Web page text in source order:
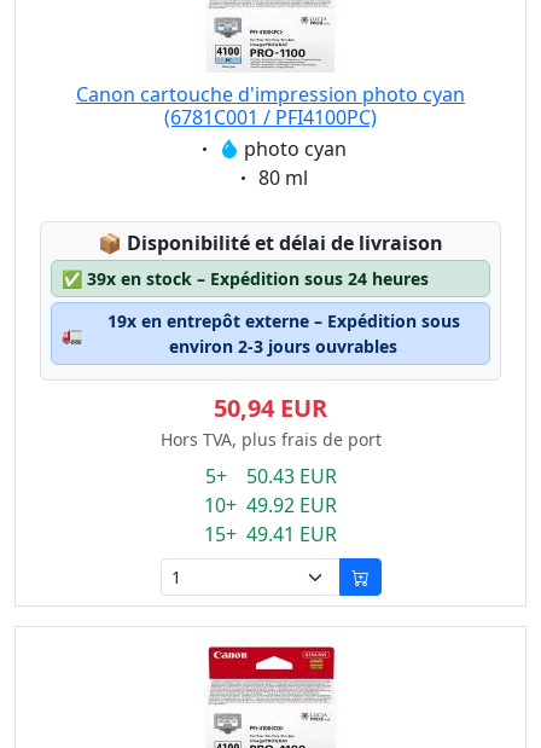
Canon cartouche d'impression photo cyan
(6781C001 / PFI4100PC)
Eigenschaft:
photo cyan
Eigenschaft:
80 ml
📦 Lagerstatus:
Disponibilité et délai de livraison
✅ 39x en stock – Expédition sous 24 heures
🚛
19x en entrepôt externe – Expédition sous
environ 2-3 jours ouvrables
50,94 EUR
Hors TVA, plus frais de port
5+ 50.43 EUR
10+ 49.92 EUR
15+ 49.41 EUR